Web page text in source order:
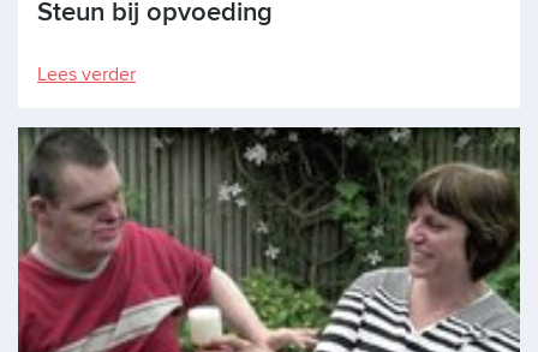
Steun bij opvoeding
Lees verder